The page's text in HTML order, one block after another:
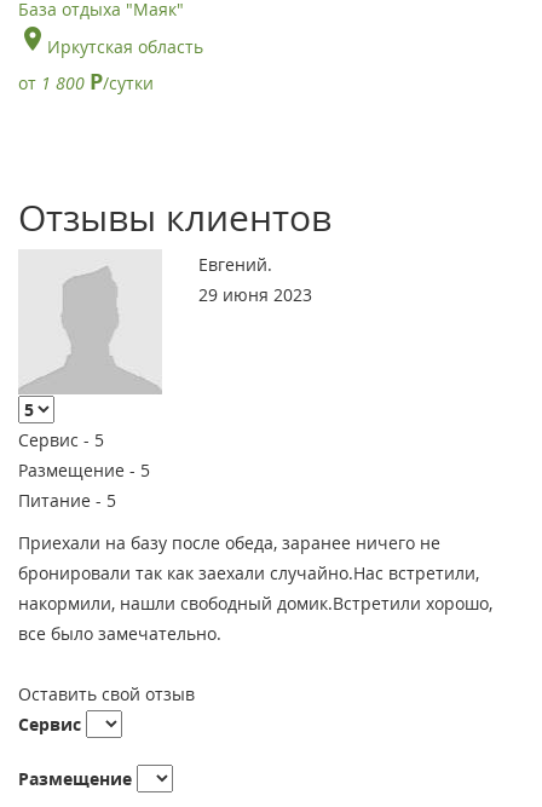
База отдыха "Маяк"
Иркутская область
от 1 800 Р/сутки
Отзывы клиентов
Евгений.
29 июня 2023
Сервис - 5
Размещение - 5
Питание - 5
Приехали на базу после обеда, заранее ничего не
бронировали так как заехали случайно.Нас встретили,
накормили, нашли свободный домик.Встретили хорошо,
все было замечательно.
Оставить свой отзыв
Сервис
Размещение